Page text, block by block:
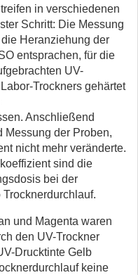
in verschiedenen
Schritt: Die Messung
Heranziehung der
entsprachen, für die
UV-
Trockners gehärtet
Anschließend
Messung der Proben,
nicht mehr veränderte.
sind die
bei der
Trocknerdurchlauf.
und Magenta waren
den UV-Trockner
Drucktinte Gelb
keine